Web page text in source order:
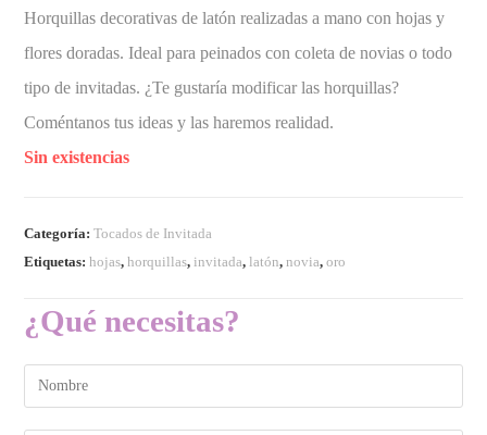
Horquillas decorativas de latón realizadas a mano con hojas y
flores doradas. Ideal para peinados con coleta de novias o todo
tipo de invitadas. ¿Te gustaría modificar las horquillas?
Coméntanos tus ideas y las haremos realidad.
Sin existencias
Categoría:Tocados de Invitada
Etiquetas:hojas,horquillas, invitada,latón,novia,oro
¿Qué necesitas?